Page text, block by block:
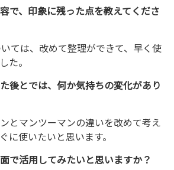
で、印象に残った点を教えてくださ
ては、改めて整理ができて、早く使
た。
後とでは、何か気持ちの変化があり
とマンツーマンの違いを改めて考え
に使いたいと思います。
で活用してみたいと思いますか？